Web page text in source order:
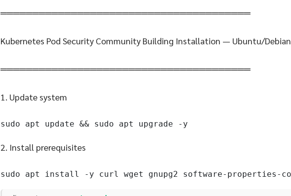
═══════════════════════════════════════
Kubernetes Pod Security Community Building Installation — Ubuntu/Debian
═══════════════════════════════════════
1. Update system
sudo apt update && sudo apt upgrade -y
2. Install prerequisites
sudo apt install -y curl wget gnupg2 software-properties-